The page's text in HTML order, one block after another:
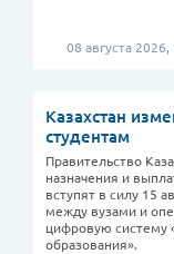
08 августа 2026,
Казахстан
студентам
Правительство
назначения и
вступят в силу 15
между вузами и
цифровую систему
образования».